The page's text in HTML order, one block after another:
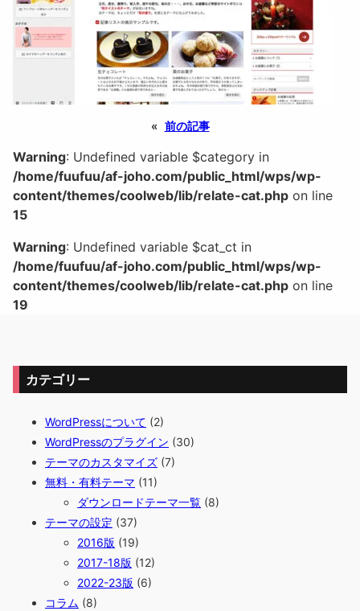
« 前の記事
Warning: Undefined variable $category in
/home/fuufuu/af-joho.com/public_html/wps/wp-
content/themes/coolweb/lib/relate-cat.php on line
15
Warning: Undefined variable $cat_ct in
/home/fuufuu/af-joho.com/public_html/wps/wp-
content/themes/coolweb/lib/relate-cat.php on line
19
カテゴリー
WordPressについて (2)
WordPressのプラグイン (30)
テーマのカスタマイズ (7)
無料・有料テーマ (11)
ダウンロードテーマ一覧 (8)
テーマの設定 (37)
2016版 (19)
2017-18版 (12)
2022-23版 (6)
コラム (8)